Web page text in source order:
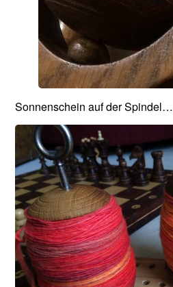
Sonnenschein auf der Spindel…